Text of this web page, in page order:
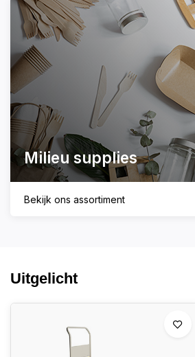
Milieu supplies
Bekijk ons assortiment
Uitgelicht